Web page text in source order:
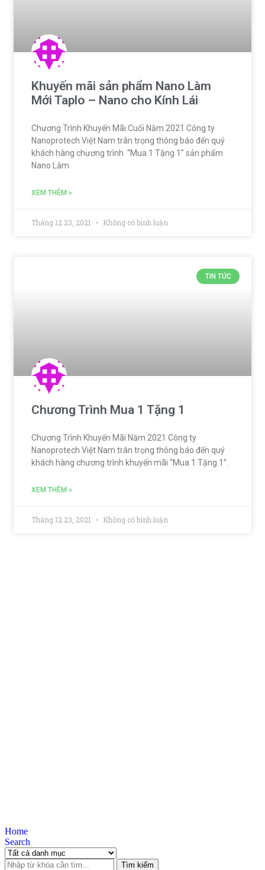
Khuyến mãi sản phẩm Nano Làm
Mới Taplo – Nano cho Kính Lái
Chương Trình Khuyến Mãi Cuối Năm 2021 Công ty
Nanoprotech Việt Nam trân trọng thông báo đến quý
khách hàng chương trình “Mua 1 Tặng 1” sản phẩm
Nano Làm
XEM THÊM »
Tháng 12 23, 2021 Không có bình luận
TIN TỨC
Chương Trình Mua 1 Tặng 1
Chương Trình Khuyến Mãi Năm 2021 Công ty
Nanoprotech Việt Nam trân trọng thông báo đến quý
khách hàng chương trình khuyến mãi “Mua 1 Tặng 1”.
XEM THÊM »
Tháng 12 23, 2021 Không có bình luận
Home
Search
Tìm kiếm